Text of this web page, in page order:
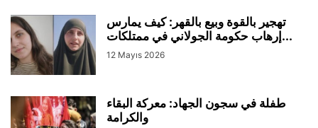
تهجير بالقوة وبيع بالقهر: كيف يمارس
إرهاب حكومة الجولاني في ممتلكات...
12 Mayıs 2026
طفلة في سجون الجهاد: معركة البقاء
والكرامة